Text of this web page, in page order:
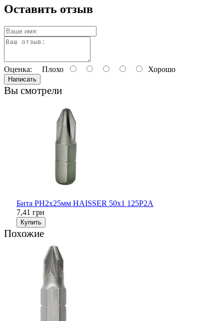
Оставить отзыв
Оценка: Плохо Хорошо
Написать
Вы смотрели
Бита PH2х25мм HAISSER 50х1 125P2A
7,41 грн
Купить
Похожие